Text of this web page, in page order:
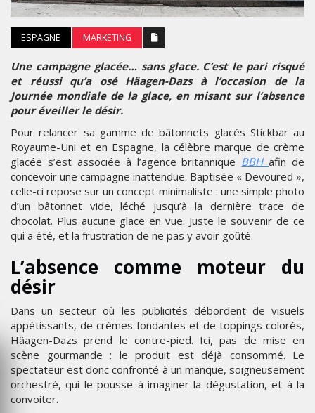
ESPAGNE MARKETING
Une campagne glacée… sans glace. C’est le pari risqué
et réussi qu’a osé Häagen-Dazs à l’occasion de la
Journée mondiale de la glace, en misant sur l’absence
pour éveiller le désir.
Pour relancer sa gamme de bâtonnets glacés Stickbar au
Royaume-Uni et en Espagne, la célèbre marque de crème
glacée s’est associée à l’agence britannique BBHafin de
concevoir une campagne inattendue. Baptisée « Devoured »,
celle-ci repose sur un concept minimaliste : une simple photo
d’un bâtonnet vide, léché jusqu’à la dernière trace de
chocolat. Plus aucune glace en vue. Juste le souvenir de ce
qui a été, et la frustration de ne pas y avoir goûté.
L’absence comme moteur du
désir
Dans un secteur où les publicités débordent de visuels
appétissants, de crèmes fondantes et de toppings colorés,
Häagen-Dazs prend le contre-pied. Ici, pas de mise en
scène gourmande : le produit est déjà consommé. Le
spectateur est donc confronté à un manque, soigneusement
orchestré, qui le pousse à imaginer la dégustation, et à la
convoiter.